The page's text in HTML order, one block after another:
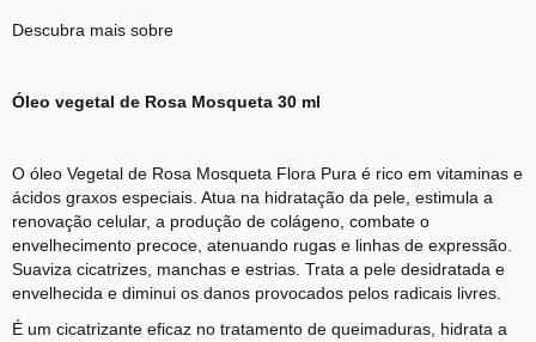
Descubra mais sobre
Óleo vegetal de Rosa Mosqueta 30 ml
O óleo Vegetal de Rosa Mosqueta Flora Pura é rico em vitaminas e
ácidos graxos especiais. Atua na hidratação da pele, estimula a
renovação celular, a produção de colágeno, combate o
envelhecimento precoce, atenuando rugas e linhas de expressão.
Suaviza cicatrizes, manchas e estrias. Trata a pele desidratada e
envelhecida e diminui os danos provocados pelos radicais livres.
É um cicatrizante eficaz no tratamento de queimaduras, hidrata a